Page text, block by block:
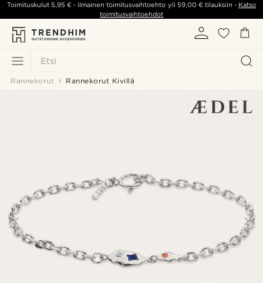
Etsi
Toimituskulut5,95 € - ilmainen toimitusvaihtoehto yli 59,00 €tilauksiin - Katso
toimitusvaihtoehdot
Rannekorut Rannekorut Kivillä